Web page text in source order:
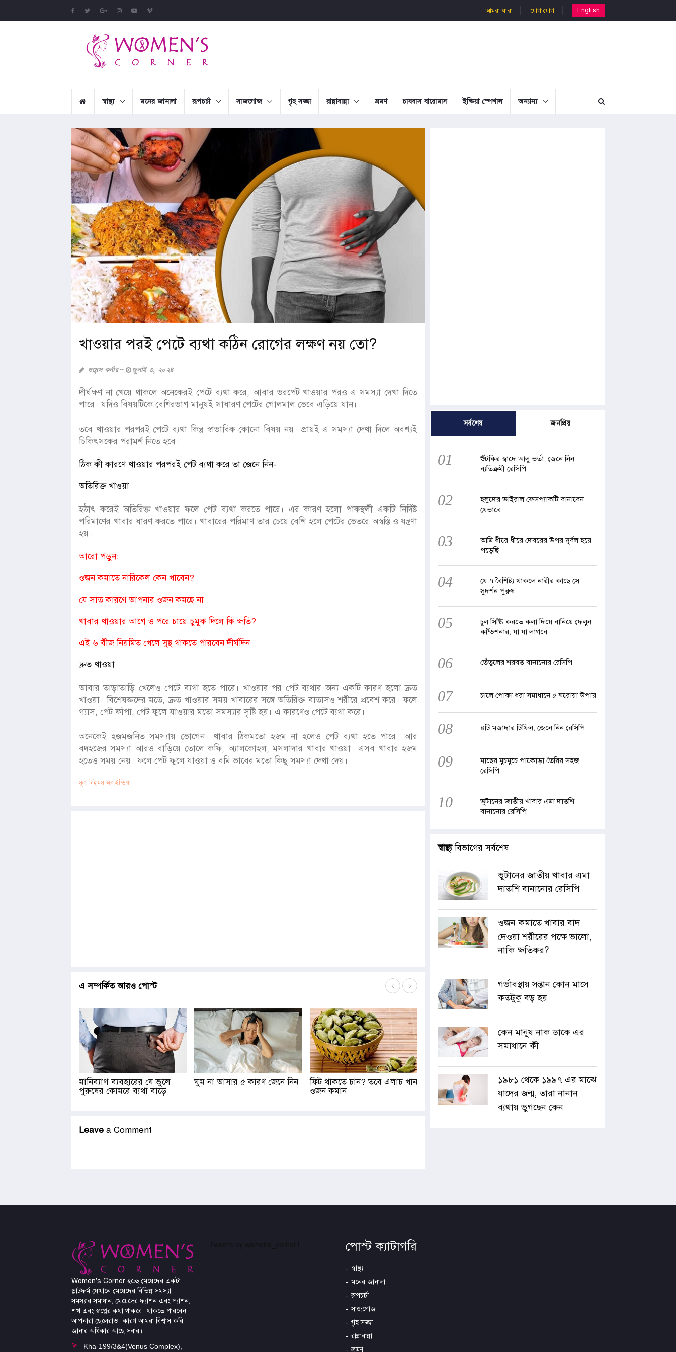
আমরা যারা যোগাযোগ English
স্বাস্থ্য মনের জানালা রূপচর্চা সাজগোজ গৃহ সজ্জা রান্নাবান্না ভ্রমণ চাষবাস বারোমাস ইন্ডিয়া স্পেশাল অন্যান্য
খাওয়ার পরই পেটে ব্যথা কঠিন রোগের লক্ষণ নয় তো?
ওমেন্স কর্নার জুলাই ৩, ২০২৪
দীর্ঘক্ষণ না খেয়ে থাকলে অনেকেরই পেটে ব্যথা করে, আবার ভরপেট খাওয়ার পরও এ সমস্যা দেখা দিতে
পারে। যদিও বিষয়টিকে বেশিরভাগ মানুষই সাধারণ পেটের গোলমাল ভেবে এড়িয়ে যান।
তবে খাওয়ার পরপরই পেটে ব্যথা কিন্তু স্বাভাবিক কোনো বিষয় নয়। প্রায়ই এ সমস্যা দেখা দিলে অবশ্যই
চিকিৎসকের পরামর্শ নিতে হবে।
ঠিক কী কারণে খাওয়ার পরপরই পেট ব্যথা করে তা জেনে নিন-
অতিরিক্ত খাওয়া
হঠাৎ করেই অতিরিক্ত খাওয়ার ফলে পেট ব্যথা করতে পারে। এর কারণ হলো পাকস্থলী একটি নির্দিষ্ট
পরিমাণের খাবার ধারণ করতে পারে। খাবারের পরিমাণ তার চেয়ে বেশি হলে পেটের ভেতরে অস্বস্তি ও যন্ত্রণা
হয়।
আরো পড়ুন:
ওজন কমাতে নারিকেল কেন খাবেন?
যে সাত কারণে আপনার ওজন কমছে না
খাবার খাওয়ার আগে ও পরে চায়ে চুমুক দিলে কি ক্ষতি?
এই ৬ বীজ নিয়মিত খেলে সুস্থ থাকতে পারবেন দীর্ঘদিন
দ্রুত খাওয়া
আবার তাড়াতাড়ি খেলেও পেটে ব্যথা হতে পারে। খাওয়ার পর পেট ব্যথার অন্য একটি কারণ হলো দ্রুত
খাওয়া। বিশেষজ্ঞদের মতে, দ্রুত খাওয়ার সময় খাবারের সঙ্গে অতিরিক্ত বাতাসও শরীরে প্রবেশ করে। ফলে
গ্যাস, পেট ফাঁপা, পেট ফুলে যাওয়ার মতো সমস্যার সৃষ্টি হয়। এ কারণেও পেটে ব্যথা করে।
অনেকেই হজমজনিত সমস্যায় ভোগেন। খাবার ঠিকমতো হজম না হলেও পেট ব্যথা হতে পারে। আর
বদহজের সমস্যা আরও বাড়িয়ে তোলে কফি, অ্যালকোহল, মসলাদার খাবার খাওয়া। এসব খাবার হজম
হতেও সময় নেয়। ফলে পেট ফুলে যাওয়া ও বমি ভাবের মতো কিছু সমস্যা দেখা দেয়।
সূত্র: টাইমস অব ইন্ডিয়া
এ সম্পর্কিত আরও পোস্ট
মানিব্যাগ ব্যবহারের যে ভুলে
পুরুষের কোমরে ব্যথা বাড়ে
ঘুম না আসার ৫ কারণ জেনে নিন
ফিট থাকতে চান? তবে এলাচ খান
ওজন কমান
Leave a Comment
সর্বশেষ জনপ্রিয়
01
শুঁটকির স্বাদে আলু ভর্তা, জেনে নিন
ব্যতিক্রমী রেসিপি
02
হলুদের ভাইরাল ফেসপ্যাকটি বানাবেন
যেভাবে
03
আমি ধীরে ধীরে দেবরের উপর দুর্বল হয়ে
পড়েছি
04
যে ৭ বৈশিষ্ট্য থাকলে নারীর কাছে সে
সুদর্শন পুরুষ
05
চুল সিল্কি করতে কলা দিয়ে বানিয়ে ফেলুন
কন্ডিশনার, যা যা লাগবে
06 তেঁতুলের শরবত বানানোর রেসিপি
07 চালে পোকা ধরা সমাধানে ৫ ঘরোয়া উপায়
08 ৪টি মজাদার টিফিন, জেনে নিন রেসিপি
09
মাছের মুচমুচে পাকোড়া তৈরির সহজ
রেসিপি
10
ভুটানের জাতীয় খাবার এমা দাতশি
বানানোর রেসিপি
স্বাস্থ্যবিভাগের সর্বশেষ
ভুটানের জাতীয় খাবার এমা
দাতশি বানানোর রেসিপি
ওজন কমাতে খাবার বাদ
দেওয়া শরীরের পক্ষে ভালো,
নাকি ক্ষতিকর?
গর্ভাবস্থায় সন্তান কোন মাসে
কতটুকু বড় হয়
কেন মানুষ নাক ডাকে এর
সমাধানে কী
১৯৮১ থেকে ১৯৯৭ এর মাঝে
যাদের জন্ম, তারা নানান
ব্যথায় ভুগছেন কেন
Women's Corner হচ্ছে মেয়েদের একটা
প্লাটফর্ম যেখানে মেয়েদের বিভিন্ন সমস্যা,
সমস্যার সমাধান, মেয়েদের ফ্যাশন এবং প্যাশন,
শখ এবং স্বপ্নের কথা থাকবে। থাকতে পারবেন
আপনারা ছেলেরাও। কারণ আমরা বিশ্বাস করি
জানার অধিকার আছে সবার।
Kha-199/3&4(Venus Complex),
পোস্ট ক্যাটাগরি
স্বাস্থ্য
মনের জানালা
রূপচর্চা
সাজগোজ
গৃহ সজ্জা
রান্নাবান্না
ভ্রমণ